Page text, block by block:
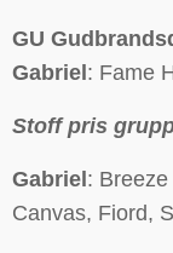
GU
Gabriel : Fame
Stoff pris
Gabriel :
Canvas, Fiord,